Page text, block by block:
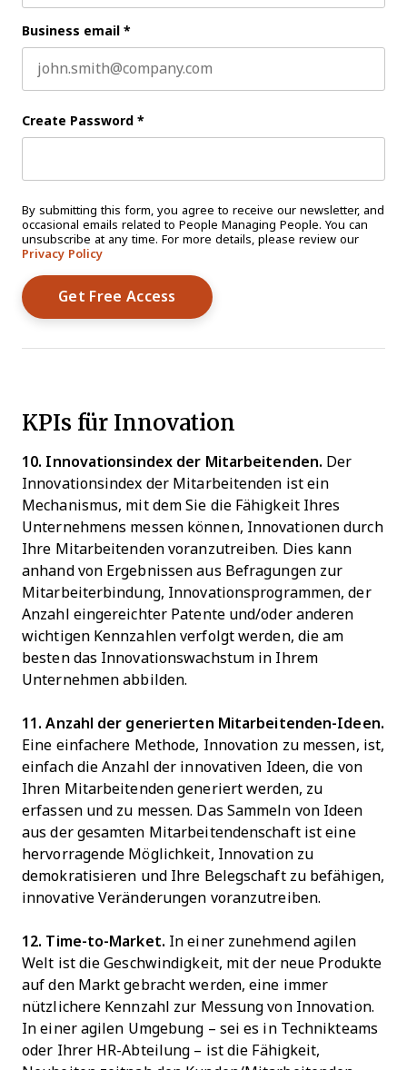
Business email *
Create Password *
By submitting this form, you agree to receive our newsletter, and
occasional emails related to People Managing People. You can
unsubscribe at any time. For more details, please review our
Privacy Policy
KPIs für Innovation
10. Innovationsindex der Mitarbeitenden. Der
Innovationsindex der Mitarbeitenden ist ein
Mechanismus, mit dem Sie die Fähigkeit Ihres
Unternehmens messen können, Innovationen durch
Ihre Mitarbeitenden voranzutreiben. Dies kann
anhand von Ergebnissen aus Befragungen zur
Mitarbeiterbindung, Innovationsprogrammen, der
Anzahl eingereichter Patente und/oder anderen
wichtigen Kennzahlen verfolgt werden, die am
besten das Innovationswachstum in Ihrem
Unternehmen abbilden.
11. Anzahl der generierten Mitarbeitenden-Ideen.
Eine einfachere Methode, Innovation zu messen, ist,
einfach die Anzahl der innovativen Ideen, die von
Ihren Mitarbeitenden generiert werden, zu
erfassen und zu messen. Das Sammeln von Ideen
aus der gesamten Mitarbeitendenschaft ist eine
hervorragende Möglichkeit, Innovation zu
demokratisieren und Ihre Belegschaft zu befähigen,
innovative Veränderungen voranzutreiben.
12. Time-to-Market. In einer zunehmend agilen
Welt ist die Geschwindigkeit, mit der neue Produkte
auf den Markt gebracht werden, eine immer
nützlichere Kennzahl zur Messung von Innovation.
In einer agilen Umgebung – sei es in Technikteams
oder Ihrer HR-Abteilung – ist die Fähigkeit,